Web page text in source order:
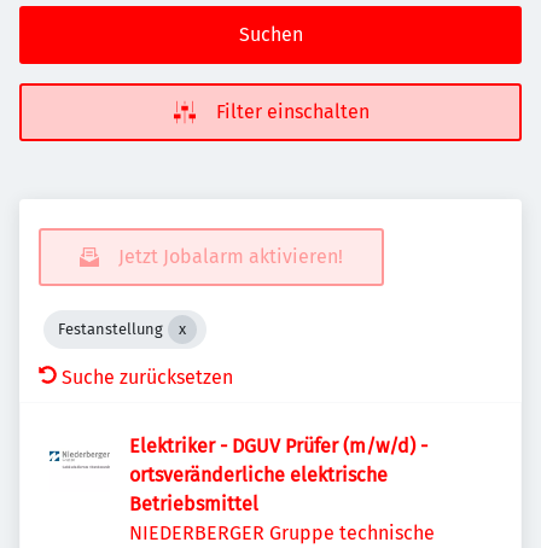
Suchen
Filter einschalten
Jetzt Jobalarm aktivieren!
Festanstellung
Suche zurücksetzen
Elektriker - DGUV Prüfer (m/w/d) -
ortsveränderliche elektrische
Betriebsmittel
NIEDERBERGER Gruppe technische